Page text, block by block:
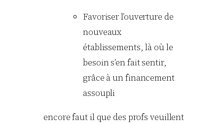
Favoriser l’ouverture de
nouveaux
établissements, là où le
besoin s’en fait sentir,
grâce à un financement
assoupli
encore faut il que des profs veuillent